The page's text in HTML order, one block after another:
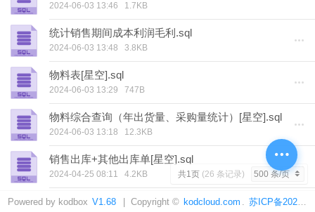
2024-06-03 13:46 1.7KB
统计销售期间成本利润毛利.sql
2024-06-03 13:48 3.8KB
物料表[星空].sql
2024-06-03 13:29 747B
物料综合查询（年出货量、采购量统计）[星空].sql
2024-06-03 13:18 12.3KB
销售出库+其他出库单[星空].sql
2024-04-25 08:11 4.2KB
销售出库成本利润统计.sql
共1页 (26 条记录)
Powered by kodbox V1.68 | Copyright © kodcloud.com . 苏ICP备2021014478号-4